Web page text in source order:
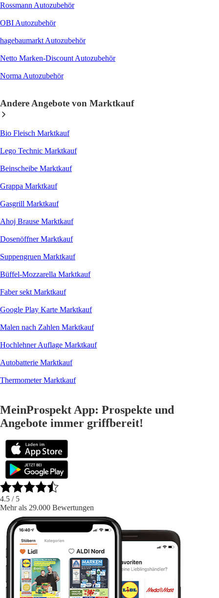
Rossmann Autozubehör
OBI Autozubehör
hagebaumarkt Autozubehör
Netto Marken-Discount Autozubehör
Norma Autozubehör
Andere Angebote von Marktkauf
Bio Fleisch Marktkauf
Lego Technic Marktkauf
Beinscheibe Marktkauf
Grappa Marktkauf
Gasgrill Marktkauf
Ahoj Brause Marktkauf
Dosenöffner Marktkauf
Suppengruen Marktkauf
Büffel-Mozzarella Marktkauf
Faber sekt Marktkauf
Google Play Karte Marktkauf
Malen nach Zahlen Marktkauf
Hochlehner Auflage Marktkauf
Autobatterie Marktkauf
Thermometer Marktkauf
MeinProspekt App: Prospekte und
Angebote immer griffbereit!
4.5 / 5
Mehr als 29.000 Bewertungen